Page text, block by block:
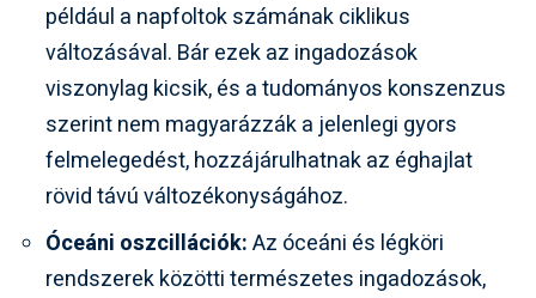
például a napfoltok számának ciklikus
változásával. Bár ezek az ingadozások
viszonylag kicsik, és a tudományos konszenzus
szerint nem magyarázzák a jelenlegi gyors
felmelegedést, hozzájárulhatnak az éghajlat
rövid távú változékonyságához.
Óceáni oszcillációk:Az óceáni és légköri
rendszerek közötti természetes ingadozások,